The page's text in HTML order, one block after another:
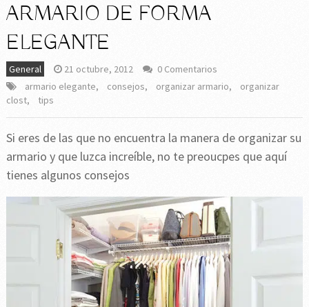
ARMARIO DE FORMA
ELEGANTE
General 21 octubre, 2012
0 Comentarios
armario elegante, consejos, organizar armario,
organizar
clost, tips
Si eres de las que no encuentra la manera de organizar su
armario y que luzca increíble, no te preoucpes que aquí
tienes algunos consejos